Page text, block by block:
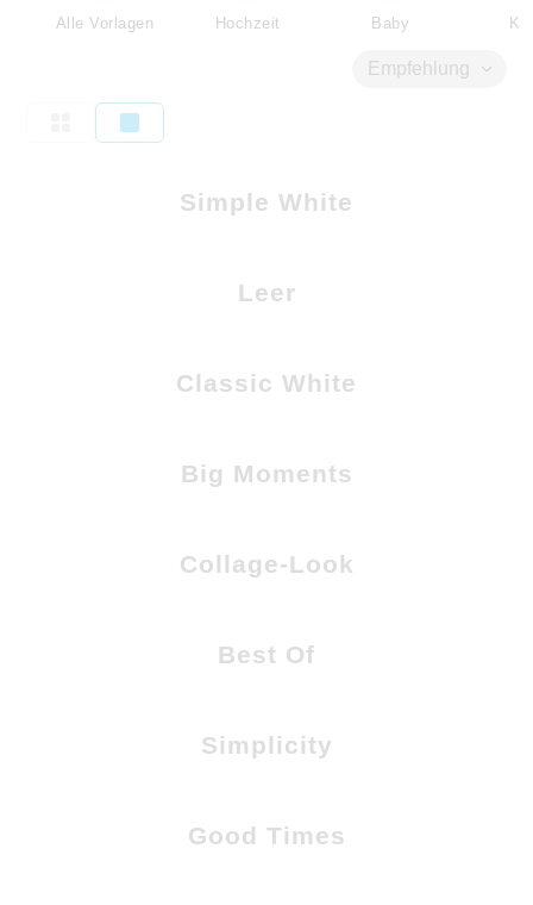
Alle Vorlagen Hochzeit Baby
Empfehlung
Simple White
Leer
Classic White
Big Moments
Collage-Look
Best Of
Simplicity
Good Times